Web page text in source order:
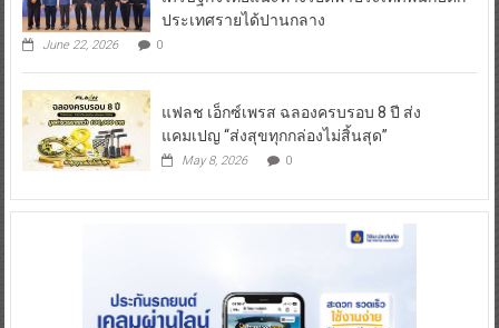
ประเทศรายได้ปานกลาง
June 22, 2026 0
แฟลช เอ็กซ์เพรส ฉลองครบรอบ 8 ปี ส่ง
แคมเปญ “ส่งสุขทุกกล่องไม่สิ้นสุด”
May 8, 2026 0